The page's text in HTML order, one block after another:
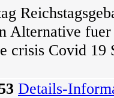
Alternative
crisis Covid 19
Details-